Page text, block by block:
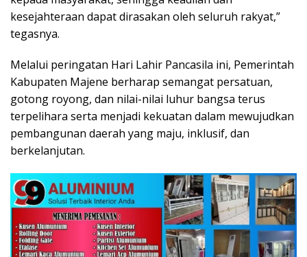
kesejahteraan dapat dirasakan oleh seluruh rakyat,”
tegasnya.
Melalui peringatan Hari Lahir Pancasila ini, Pemerintah
Kabupaten Majene berharap semangat persatuan,
gotong royong, dan nilai-nilai luhur bangsa terus
terpelihara serta menjadi kekuatan dalam mewujudkan
pembangunan daerah yang maju, inklusif, dan
berkelanjutan.